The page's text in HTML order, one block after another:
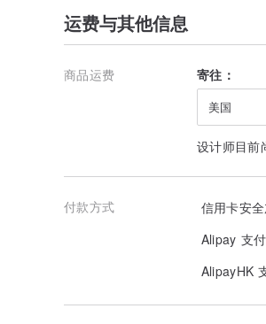
运费与其他信息
商品运费 寄往：
美国
设计师目前
付款方式
信用卡安
Alipay 支
AlipayHK